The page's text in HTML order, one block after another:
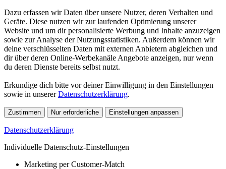
Dazu erfassen wir Daten über unsere Nutzer, deren Verhalten und
Geräte. Diese nutzen wir zur laufenden Optimierung unserer
Website und um dir personalisierte Werbung und Inhalte anzuzeigen
sowie zur Analyse der Nutzungsstatistiken. Außerdem können wir
deine verschlüsselten Daten mit externen Anbietern abgleichen und
dir über deren Online-Werbekanäle Angebote anzeigen, nur wenn
du deren Dienste bereits selbst nutzt.
Erkundige dich bitte vor deiner Einwilligung in den Einstellungen
sowie in unsererDatenschutzerklärung.
Zustimmen Nur erforderliche Einstellungen anpassen
Datenschutzerklärung
Individuelle Datenschutz-Einstellungen
Marketing per Customer-Match